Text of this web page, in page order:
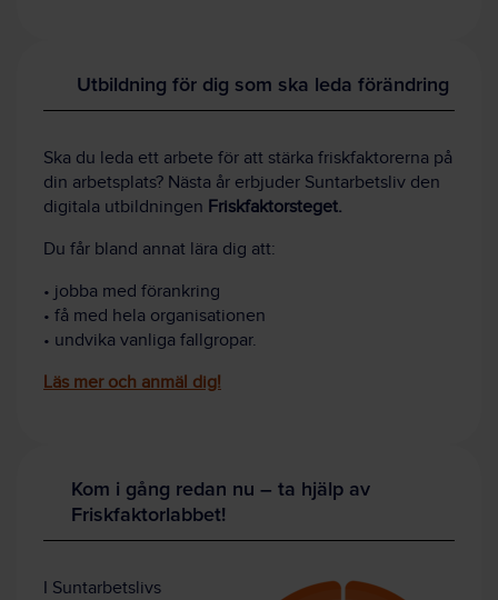
Utbildning för dig som ska leda förändring
Ska du leda ett arbete för att stärka friskfaktorerna på
din arbetsplats? Nästa år erbjuder Suntarbetsliv den
digitala utbildningen Friskfaktorsteget.
Du får bland annat lära dig att:
• jobba med förankring
• få med hela organisationen
• undvika vanliga fallgropar.
Läs mer och anmäl dig!
Kom i gång redan nu – ta hjälp av
Friskfaktorlabbet!
I Suntarbetslivs